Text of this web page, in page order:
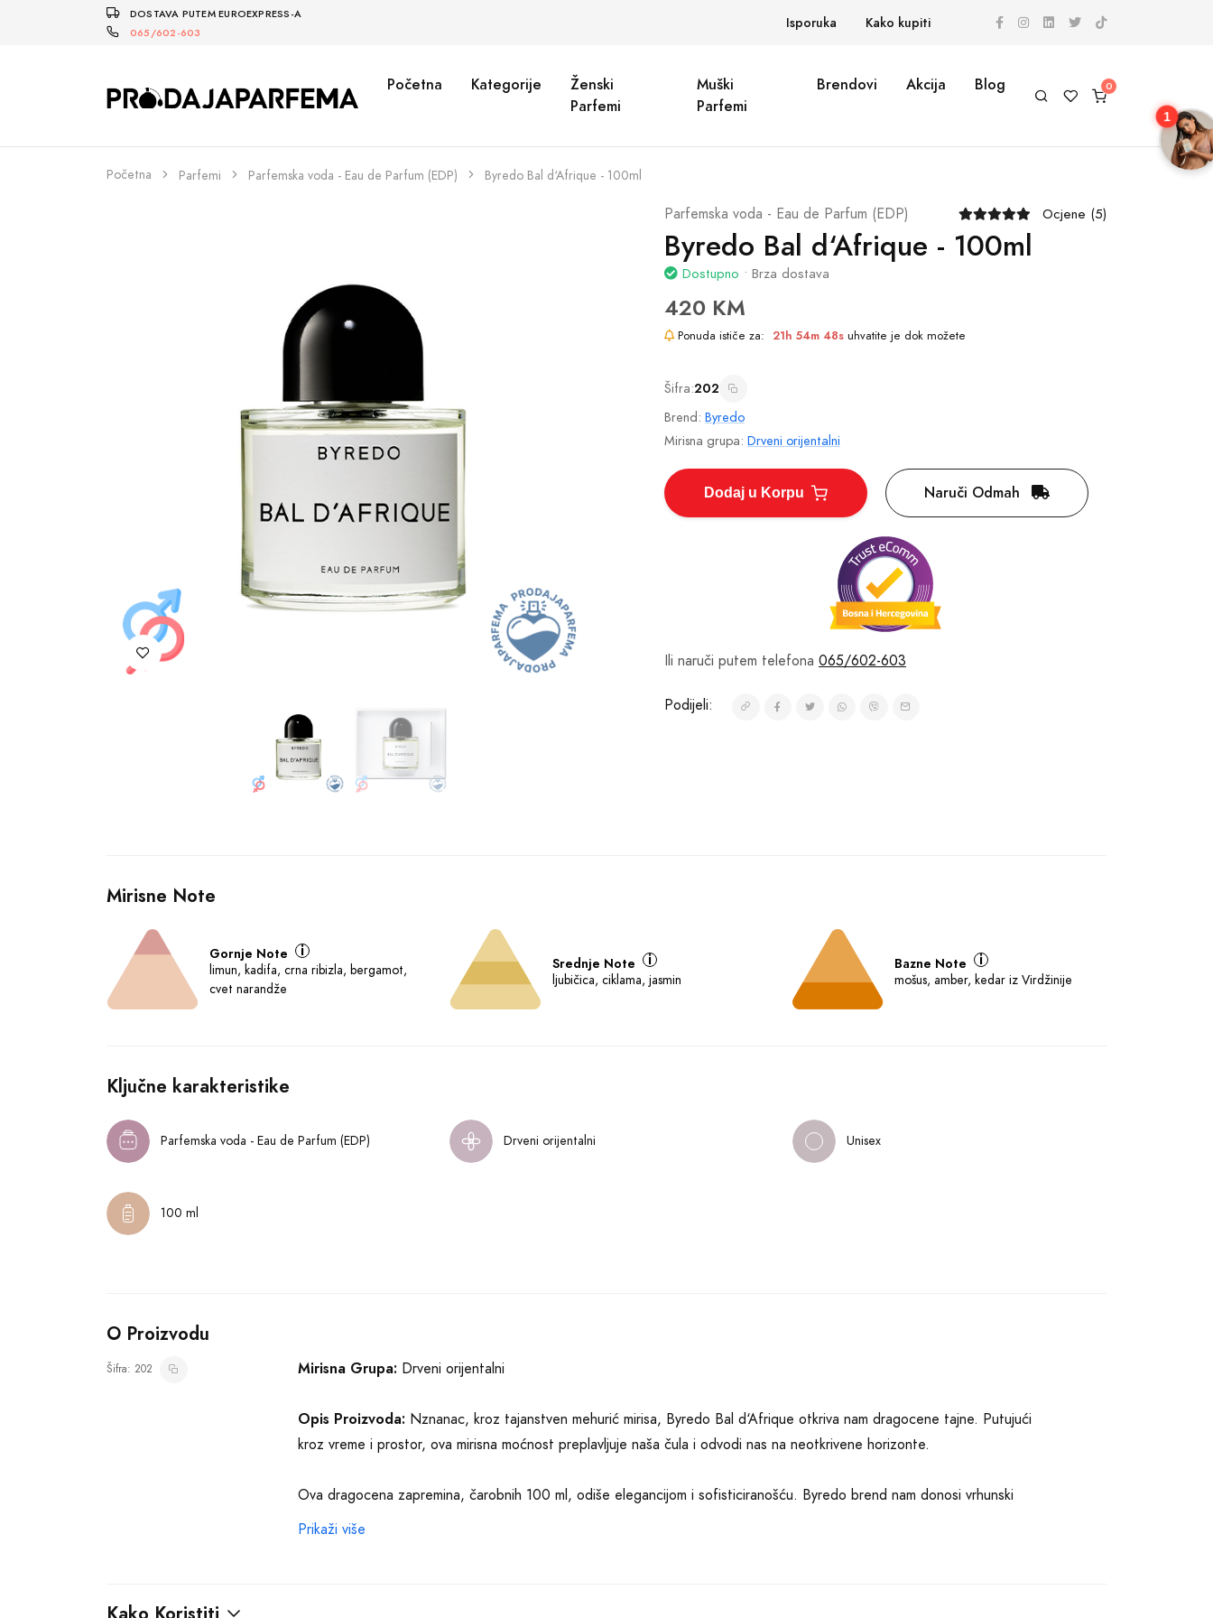
DOSTAVA PUTEM EUROEXPRESS-A
065/602-603
Isporuka Kako kupiti
Početna Kategorije
Ženski
Parfemi
Muški
Parfemi
Brendovi Akcija Blog
Početna Parfemi Parfemska voda - Eau de Parfum (EDP) Byredo Bal d‘Afrique - 100ml
Parfemska voda - Eau de Parfum (EDP) Ocjene (5)
Byredo Bal d‘Afrique - 100ml
Dostupno • Brza dostava
420 KM
Ponuda ističe za: 21h 54m 47suhvatite je dok možete
Šifra:202
Brend: Byredo
Mirisna grupa: Drveni orijentalni
Dodaj u Korpu Naruči Odmah
Ili naruči putem telefona 065/602-603
Podijeli:
Mirisne Note
Gornje Note
limun, kadifa, crna ribizla, bergamot,
cvet narandže
Srednje Note
ljubičica, ciklama, jasmin
Bazne Note
mošus, amber, kedar iz Virdžinije
Ključne karakteristike
Parfemska voda - Eau de Parfum (EDP) Drveni orijentalni Unisex
100 ml
O Proizvodu
Šifra: 202 Mirisna Grupa: Drveni orijentalni
Opis Proizvoda: Nznanac, kroz tajanstven mehurić mirisa, Byredo Bal d‘Afrique otkriva nam dragocene tajne. Putujući
kroz vreme i prostor, ova mirisna moćnost preplavljuje naša čula i odvodi nas na neotkrivene horizonte.
Ova dragocena zapremina, čarobnih 100 ml, odiše elegancijom i sofisticiranošću. Byredo brend nam donosi vrhunski
parfem, koji je kreiran da zadivi svačiji njuh.
Prikaži više
1